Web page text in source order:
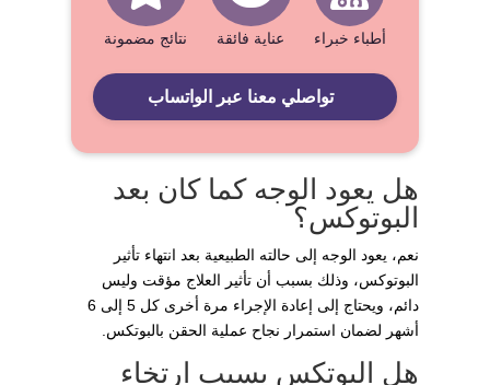
أطباء خبراء عناية فائقة نتائج مضمونة
تواصلي معنا عبر الواتساب
هل يعود الوجه كما كان بعد
البوتوكس؟
نعم، يعود الوجه إلى حالته الطبيعية بعد انتهاء تأثير
البوتوكس، وذلك بسبب أن تأثير العلاج مؤقت وليس
دائم، ويحتاج إلى إعادة الإجراء مرة أخرى كل 5 إلى 6
أشهر لضمان استمرار نجاح عملية الحقن بالبوتكس.
هل البوتكس يسبب ارتخاء